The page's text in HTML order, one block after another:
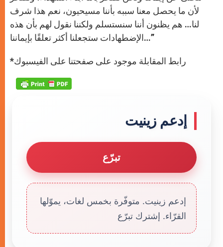
لأن ما يحصل معنا سببه بأننا مسيحيون، نعم هذا شرف
لنا… هم يظنون أننا سنستسلم ولكننا نقول لهم بأن هذه
الإضطهادات ستجعلنا أكثر تعلقًا بإيماننا…”
*رابط المقابلة موجود على صفحتنا على الفيسبوك
إدعم زينيت
تبرّع
إدعم زينيت. متوفّرة بخمس لغات، يموّلها
القرّاء. إشترك تبرّع